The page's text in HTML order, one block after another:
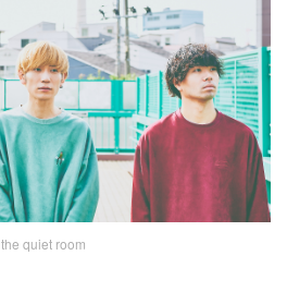
the quiet room